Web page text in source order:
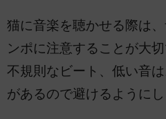
猫に音楽を聴かせる際は
ンポに注意することが大
不規則なビート、低い音
があるので避けるようにし